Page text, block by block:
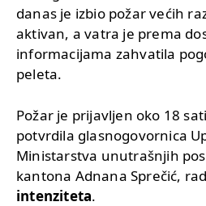
danas je izbio požar većih
aktivan, a vatra je prema
informacijama zahvatila
peleta.
Požar je prijavljen oko 18
potvrdila glasnogovornica
Ministarstva unutrašnjih
kantona Adnana Sprečić,
intenziteta.